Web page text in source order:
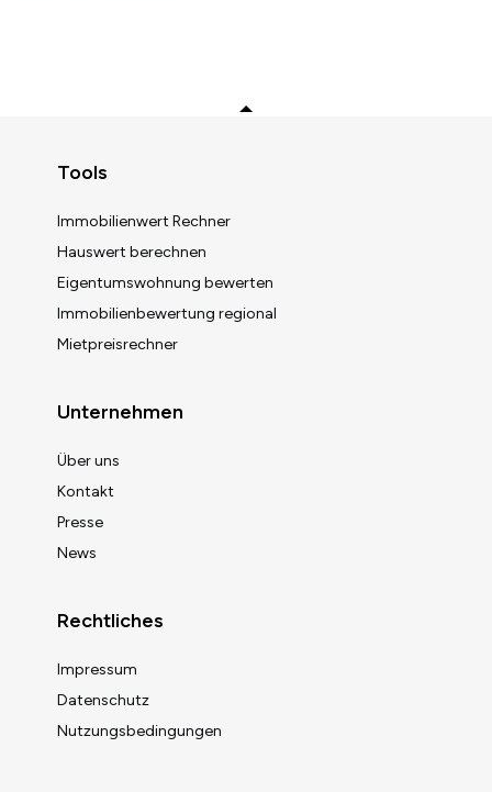
Tools
Immobilienwert Rechner
Hauswert berechnen
Eigentumswohnung bewerten
Immobilienbewertung regional
Mietpreisrechner
Unternehmen
Über uns
Kontakt
Presse
News
Rechtliches
Impressum
Datenschutz
Nutzungsbedingungen